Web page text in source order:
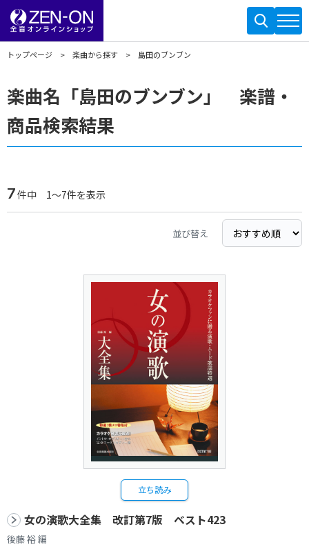
トップページ 楽曲から探す 島田のブンブン
楽曲名「島田のブンブン」 楽譜・
商品検索結果
7件中 1～7件を表示
並び替え
立ち読み
女の演歌大全集 改訂第7版 ベスト423
後藤 裕 編